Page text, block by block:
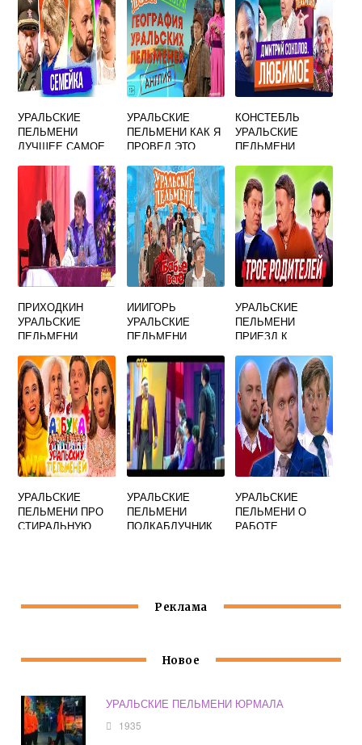
УРАЛЬСКИЕ
ПЕЛЬМЕНИ
ЛУЧШЕЕ САМОЕ
ГЕНЕРАЛА
УРАЛЬСКИЕ
ПЕЛЬМЕНИ КАК Я
ПРОВЕЛ ЭТО
ПЕСНЯ
КОНСТЕБЛЬ
УРАЛЬСКИЕ
ПЕЛЬМЕНИ
ПРИХОДКИН
УРАЛЬСКИЕ
ПЕЛЬМЕНИ
ИИИГОРЬ
УРАЛЬСКИЕ
ПЕЛЬМЕНИ
УРАЛЬСКИЕ
ПЕЛЬМЕНИ
ПРИЕЗД К
УРАЛЬСКИЕ
ПЕЛЬМЕНИ ПРО
СТИРАЛЬНУЮ
УРАЛЬСКИЕ
ПЕЛЬМЕНИ
ПОДКАБЛУЧНИК
УРАЛЬСКИЕ
ПЕЛЬМЕНИ О
РАБОТЕ
Реклама
Новое
УРАЛЬСКИЕ ПЕЛЬМЕНИ ЮРМАЛА
1935